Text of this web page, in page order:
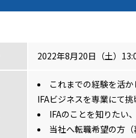
2022年8月20日（土）
これまでの経験を活
IFAビジネスを専業にて
IFAのことを知りたい
当社へ転職希望の方（